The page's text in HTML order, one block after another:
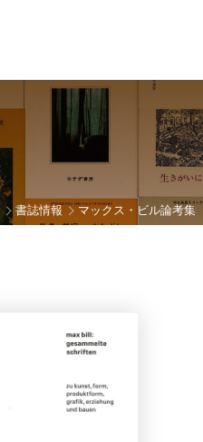
書誌情報 マックス・ビル論考集